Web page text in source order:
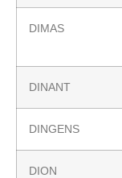
DIMAS
DINANT
DINGENS
DION